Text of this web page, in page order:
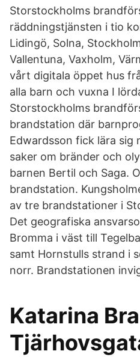
Storstockholms
räddningstjänsten i tio
Lidingö, Solna,
Vallentuna, Vaxholm,
vårt digitala öppet hus
alla barn och vuxna I
Storstockholms
brandstation där
Edwardsson fick lära sig
saker om bränder och
barnen Bertil och Saga.
brandstation.
av tre brandstationer i
Det geografiska
Bromma i väst till
samt Hornstulls strand i
norr. Brandstationen
Katarina